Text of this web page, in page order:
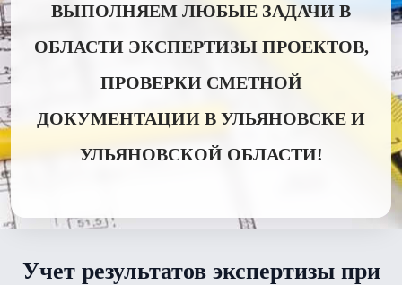
ВЫПОЛНЯЕМ ЛЮБЫЕ ЗАДАЧИ В
ОБЛАСТИ ЭКСПЕРТИЗЫ ПРОЕКТОВ,
ПРОВЕРКИ СМЕТНОЙ
ДОКУМЕНТАЦИИ В УЛЬЯНОВСКЕ И
УЛЬЯНОВСКОЙ ОБЛАСТИ!
Учет результатов экспертизы при